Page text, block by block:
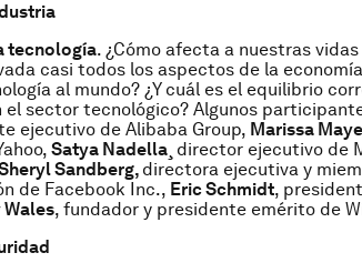
tecnología. ¿Cómo afecta a nuestras
casi todos los aspectos de la
al mundo? ¿Y cuál es el equilibrio
el sector tecnológico? Algunos
ejecutivo de Alibaba Group, Marissa
Satya Nadella¸ director ejecutivo de
Sandberg, directora ejecutiva y
de Facebook Inc., Eric Schmidt,
, fundador y presidente emérito de